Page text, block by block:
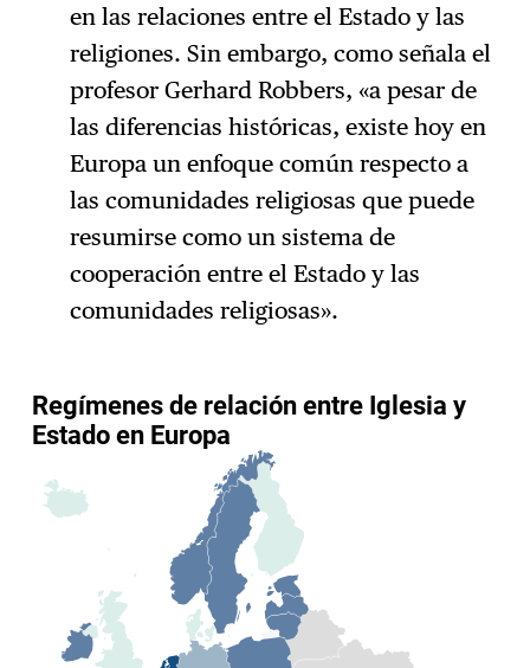
en las relaciones entre el Estado y las
religiones. Sin embargo, como señala el
profesor Gerhard Robbers, «a pesar de
las diferencias históricas, existe hoy en
Europa un enfoque común respecto a
las comunidades religiosas que puede
resumirse como un sistema de
cooperación entre el Estado y las
comunidades religiosas».